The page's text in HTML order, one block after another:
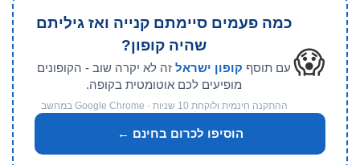
😱
כמה פעמים סיימתם קנייה ואז גיליתם
שהיה קופון?
עם תוסף קופון ישראל זה לא יקרה שוב - הקופונים
מופיעים לכם אוטומטית בקופה.
ההתקנה חינמית ולוקחת 10 שניות · Google Chrome במחשב
הוסיפו לכרום בחינם ←